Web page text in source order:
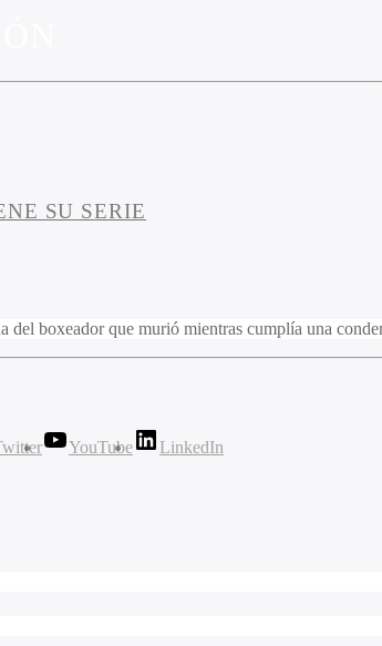
SU SERIE
del boxeador que murió mientras cumplía una
YouTube LinkedIn